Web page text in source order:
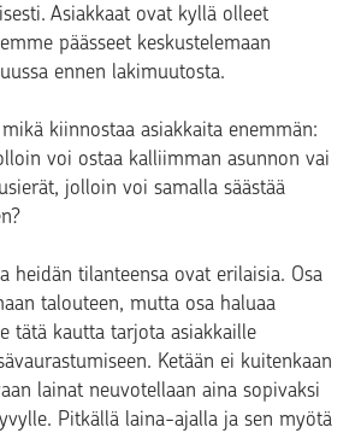
Asiakkaat ovat kyllä olleet
päässeet keskustelemaan
ennen lakimuutosta.
kiinnostaa asiakkaita enemmän:
voi ostaa kalliimman asunnon vai
jolloin voi samalla säästää
heidän tilanteensa ovat erilaisia. Osa
talouteen, mutta osa haluaa
tätä kautta tarjota asiakkaille
Ketään ei kuitenkaan
lainat neuvotellaan aina sopivaksi
Pitkällä laina-ajalla ja sen myötä